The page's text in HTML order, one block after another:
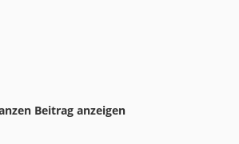
Beitrag anzeigen